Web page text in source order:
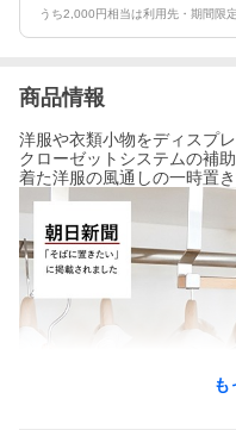
うち2,000円相当は利用先・期間限
商品情報
洋服や衣類小物をディスプ
クローゼットシステムの補
着た洋服の風通しの一時置
も